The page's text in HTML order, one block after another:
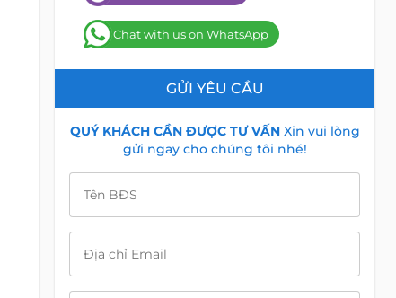
Chat with us on WhatsApp
GỬI YÊU CẦU
QUÝ KHÁCH CẦN ĐƯỢC TƯ VẤNXin vui lòng
gửi ngay cho chúng tôi nhé!
Tên BĐS
Địa chỉ Email